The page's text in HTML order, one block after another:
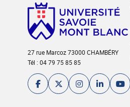
27 rue Marcoz 73000 CHAMBÉRY
Tél : 04 79 75 85 85